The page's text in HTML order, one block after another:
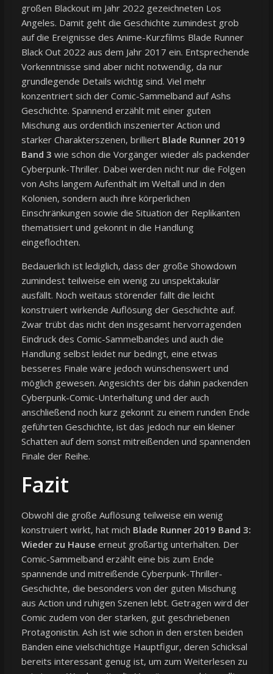
großen Blackout im Jahr 2022 gezeichneten Los
Angeles. Damit geht die Geschichte zumindest grob
auf die Ereignisse des Anime-Kurzfilms Blade Runner
Black Out 2022 aus dem Jahr 2017 ein. Entsprechende
Vorkenntnisse sind aber nicht notwendig, da nur
grundlegende Details wichtig sind. Viel mehr
konzentriert sich der Comic-Sammelband auf Ashs
Geschichte. Spannend erzählt mit einer guten
Mischung aus ordentlich inszenierter Action und
starker Charakterszenen, brilliert Blade Runner 2019
Band 3 wie schon die Vorgänger wieder als packender
Cyberpunk-Thriller. Dabei werden nicht nur die Folgen
von Ashs langem Aufenthalt im Weltall und in den
Kolonien, sondern auch ihre körperlichen
Einschränkungen sowie die Situation der Replikanten
thematisiert und gekonnt in die Handlung
eingeflochten.
Bedauerlich ist lediglich, dass der große Showdown
zumindest teilweise ein wenig zu unspektakulär
ausfällt. Noch weitaus störender fällt die leicht
konstruiert wirkende Auflösung der Geschichte auf.
Zwar trübt das nicht den insgesamt hervorragenden
Eindruck des Comic-Sammelbandes und auch die
Handlung selbst leidet nur bedingt, eine etwas
besseres Finale wäre jedoch wünschenswert und
möglich gewesen. Angesichts der bis dahin packenden
Cyberpunk-Comic-Unterhaltung und der auch
anschließend noch kurz gekonnt zu einem runden Ende
geführten Geschichte, ist das jedoch nur ein kleiner
Schatten auf dem sonst mitreißenden und spannenden
Finale der Reihe.
Fazit
Obwohl die große Auflösung teilweise ein wenig
konstruiert wirkt, hat mich Blade Runner 2019 Band 3:
Wieder zu Hause erneut großartig unterhalten. Der
Comic-Sammelband erzählt eine bis zum Ende
spannende und mitreißende Cyberpunk-Thriller-
Geschichte, die besonders von der guten Mischung
aus Action und ruhigen Szenen lebt. Getragen wird der
Comic zudem von der starken, gut geschriebenen
Protagonistin. Ash ist wie schon in den ersten beiden
Bänden eine vielschichtige Hauptfigur, deren Schicksal
bereits interessant genug ist, um zum Weiterlesen zu